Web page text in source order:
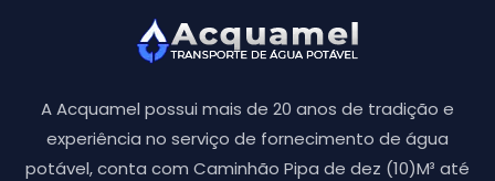
A Acquamel possui mais de 20 anos de tradição e
experiência no serviço de fornecimento de água
potável, conta com Caminhão Pipa de dez (10)M³ até